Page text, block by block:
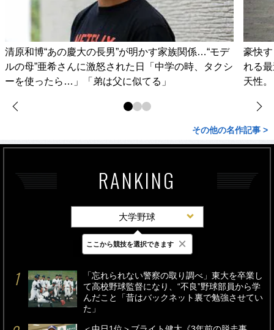
清原和博“あの慶大の長男”が明かす家族関係…“モデ
ルの母”亜希さんに激怒された日「中学の時、タクシ
ーを使ったら…」「弟は父に似てる」
豪快
れる
天性
その他の名作記事 >
RANKING
大学野球
最新 24時間 週間
「忘れられない警察の取り調べ」東大を卒業し
て高校野球監督になり、“不良”野球部員から学
んだこと「昔はバックネット裏で勉強させてい
た」
ここから競技を選択できます ×